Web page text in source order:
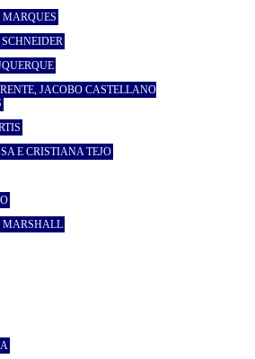
MARQUES
JACOBO CASTELLANO
E CRISTIANA TEJO
MARSHALL